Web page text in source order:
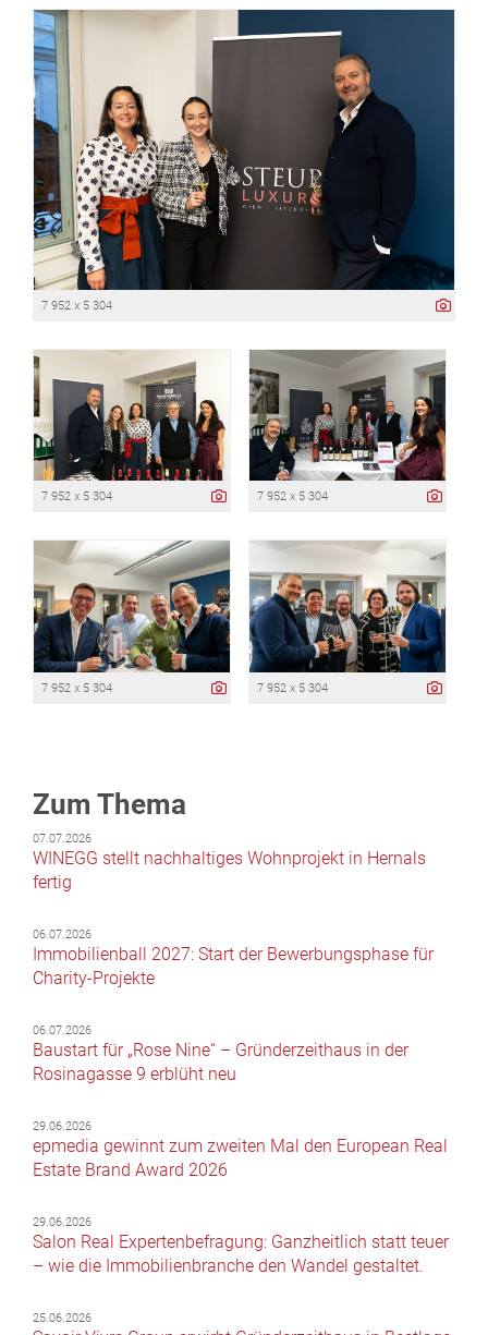
7 952 x 5 304
7 952 x 5 304 7 952 x 5 304
7 952 x 5 304 7 952 x 5 304
Zum Thema
07.07.2026
WINEGG stellt nachhaltiges Wohnprojekt in Hernals
fertig
06.07.2026
Immobilienball 2027: Start der Bewerbungsphase für
Charity-Projekte
06.07.2026
Baustart für „Rose Nine“ – Gründerzeithaus in der
Rosinagasse 9 erblüht neu
29.06.2026
epmedia gewinnt zum zweiten Mal den European Real
Estate Brand Award 2026
29.06.2026
Salon Real Expertenbefragung: Ganzheitlich statt teuer
– wie die Immobilienbranche den Wandel gestaltet.
25.06.2026